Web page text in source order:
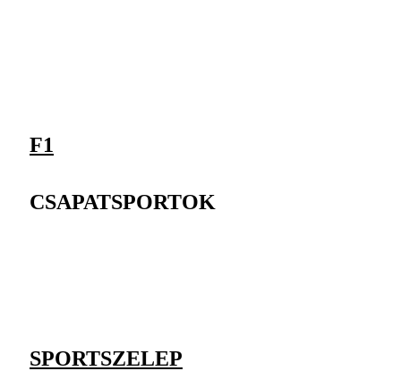
F1
CSAPATSPORTOK
SPORTSZELEP